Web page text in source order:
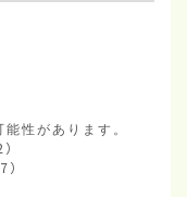
性があります。